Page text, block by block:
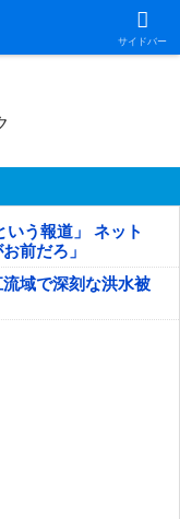
サイドバー
いう報道」 ネット
前だろ」
域で深刻な洪水被